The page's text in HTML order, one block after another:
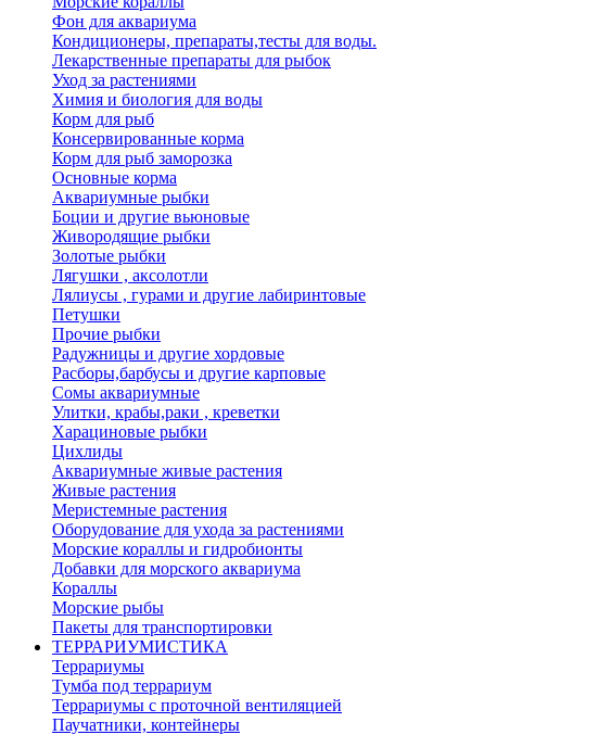
Фон для аквариума
Кондиционеры, препараты,тесты для воды.
Лекарственные препараты для рыбок
Уход за растениями
Химия и биология для воды
Корм для рыб
Консервированные корма
Корм для рыб заморозка
Основные корма
Аквариумные рыбки
Боции и другие вьюновые
Живородящие рыбки
Золотые рыбки
Лягушки , аксолотли
Лялиусы , гурами и другие лабиринтовые
Петушки
Прочие рыбки
Радужницы и другие хордовые
Расборы,барбусы и другие карповые
Сомы аквариумные
Улитки, крабы,раки , креветки
Харациновые рыбки
Цихлиды
Аквариумные живые растения
Живые растения
Меристемные растения
Оборудование для ухода за растениями
Морские кораллы и гидробионты
Добавки для морского аквариума
Кораллы
Морские рыбы
Пакеты для транспортировки
ТЕРРАРИУМИСТИКА
Террариумы
Тумба под террариум
Террариумы с проточной вентиляцией
Паучатники, контейнеры